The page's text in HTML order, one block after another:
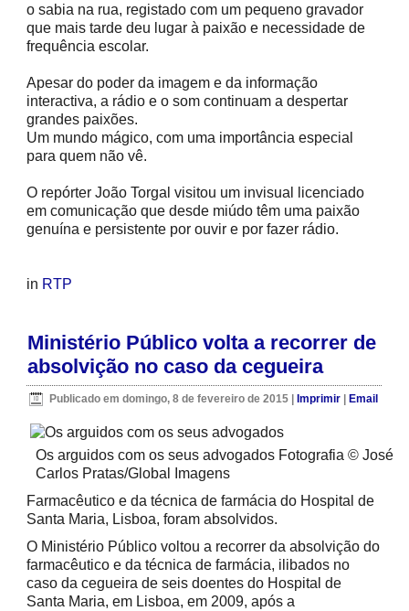
o sabia na rua, registado com um pequeno gravador
que mais tarde deu lugar à paixão e necessidade de
frequência escolar.
Apesar do poder da imagem e da informação
interactiva, a rádio e o som continuam a despertar
grandes paixões.
Um mundo mágico, com uma importância especial
para quem não vê.
O repórter João Torgal visitou um invisual licenciado
em comunicação que desde miúdo têm uma paixão
genuína e persistente por ouvir e por fazer rádio.
in RTP
Ministério Público volta a recorrer de
absolvição no caso da cegueira
Publicado em domingo, 8 de fevereiro de 2015 |Imprimir |Email
Os arguidos com os seus advogados Fotografia © José
Carlos Pratas/Global Imagens
Farmacêutico e da técnica de farmácia do Hospital de
Santa Maria, Lisboa, foram absolvidos.
O Ministério Público voltou a recorrer da absolvição do
farmacêutico e da técnica de farmácia, ilibados no
caso da cegueira de seis doentes do Hospital de
Santa Maria, em Lisboa, em 2009, após a